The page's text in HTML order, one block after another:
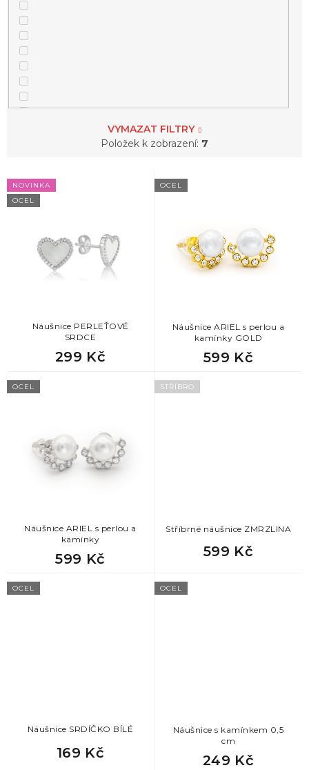
VYMAZAT FILTRY
Položek k zobrazení: 7
V
ý
p
NOVINKA
OCEL
Náušnice PERLEŤOVÉ
SRDCE
299 Kč
OCEL
Náušnice ARIEL s perlou a
kamínky GOLD
599 Kč
OCEL
Náušnice ARIEL s perlou a
kamínky
599 Kč
STŘÍBRO
Stříbrné náušnice ZMRZLINA
599 Kč
OCEL
Náušnice SRDÍČKO BÍLÉ
169 Kč
OCEL
Náušnice s kamínkem 0,5
cm
249 Kč